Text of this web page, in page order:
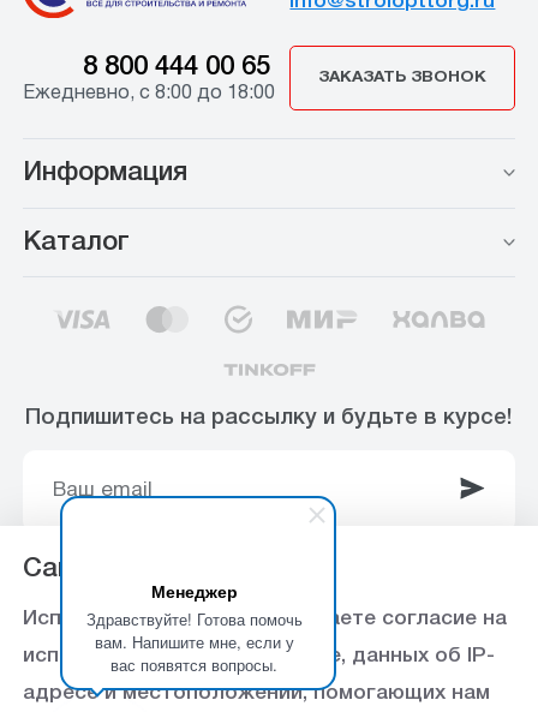
Менеджер
Здравствуйте! Готова помочь
вам. Напишите мне, если у
вас появятся вопросы.
8 800 444 00 65
Ежедневно, с 8:00 до 18:00
ЗАКАЗАТЬ ЗВОНОК
Информация
Каталог
Подпишитесь на рассылку и будьте в курсе!
© 2003-2025 Интернет-магазин ООО
«Стройоптторг» р/с 40702810360000102415 в
Ставропольское отделение №5230 ПАО Сбербанк,
БИК 040702615
Сайт использует Cookie
Используя данный сайт, вы даете согласие на
использование файлов cookie, данных об IP-
адресе и местоположении, помогающих нам